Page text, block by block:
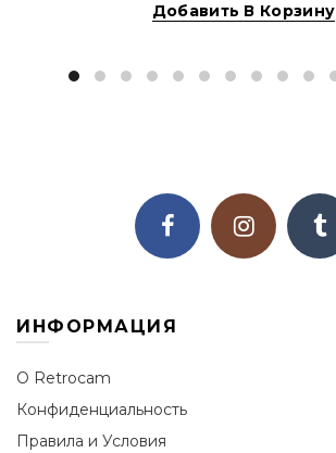
Добавить В Корзину
ИНФОРМАЦИЯ
О Retrocam
Конфиденциальность
Правила и Условия